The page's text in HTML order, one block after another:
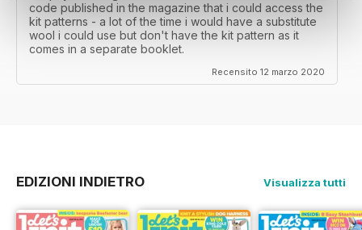
code published in the magazine that i could access the
kit patterns - a lot of the time i would have a substitute
wool i could use but don't have the kit pattern as it
comes in a separate booklet.
Recensito 12 marzo 2020
EDIZIONI INDIETRO Visualizza tutti